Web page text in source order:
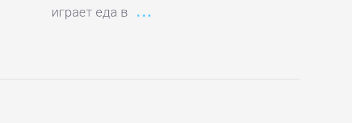
играет еда в